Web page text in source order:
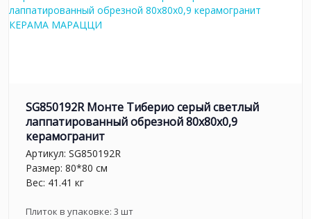
SG850192R Монте Тиберио серый светлый
лаппатированный обрезной 80x80x0,9
керамогранит
Артикул: SG850192R
Размер: 80*80 см
Вес: 41.41 кг
Плиток в упаковке: 3 шт